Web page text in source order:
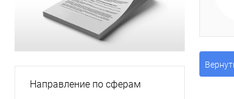
Направление по сферам